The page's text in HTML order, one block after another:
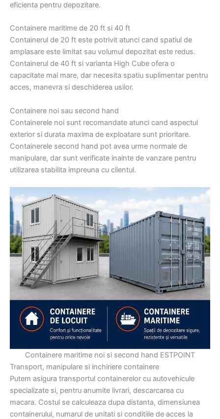
eficienta pentru depozitare.
Containere maritime de 20 ft si 40 ft
Containerul de 20 ft este potrivit atunci cand spatiul de
amplasare este limitat sau volumul depozitat este redus.
Containerul de 40 ft si varianta High Cube ofera o
capacitate mai mare, dar necesita spatiu suplimentar pentru
acces, manevra si deschiderea usilor.
Containere noi sau second hand
Containerele noi sunt recomandate atunci cand aspectul
exterior si durata maxima de exploatare sunt prioritare.
Containerele second hand pot avea urme normale de
manipulare, dar sunt verificate inainte de vanzare pentru
utilizarea stabilita impreuna cu clientul.
Containere maritime noi si second hand ESTPOINT
Transport, manipulare si inchiriere containere
Putem asigura transportul containerelor cu autovehicule
specializate si, pentru anumite livrari, descarcarea cu
macara. Costul se calculeaza dupa distanta, dimensiunea
containerului, numarul de unitati si conditiile de acces la